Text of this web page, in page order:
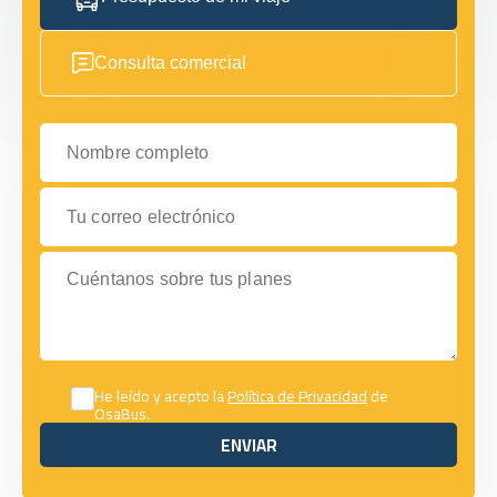
Consulta comercial
Nombre completo
Tu correo electrónico
Cuéntanos sobre tus planes
He leído y acepto laPolítica de Privacidadde
OsaBus.
ENVIAR
ENVIAR